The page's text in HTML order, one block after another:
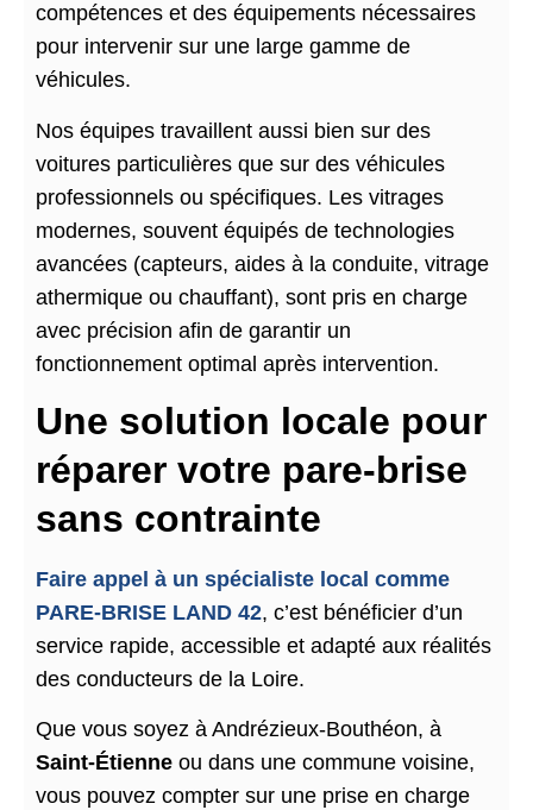
compétences et des équipements nécessaires
pour intervenir sur une large gamme de
véhicules.
Nos équipes travaillent aussi bien sur des
voitures particulières que sur des véhicules
professionnels ou spécifiques. Les vitrages
modernes, souvent équipés de technologies
avancées (capteurs, aides à la conduite, vitrage
athermique ou chauffant), sont pris en charge
avec précision afin de garantir un
fonctionnement optimal après intervention.
Une solution locale pour
réparer votre pare-brise
sans contrainte
Faire appel à un spécialiste local comme
PARE-BRISE LAND 42, c’est bénéficier d’un
service rapide, accessible et adapté aux réalités
des conducteurs de la Loire.
Que vous soyez à Andrézieux-Bouthéon, à
Saint-Étienne ou dans une commune voisine,
vous pouvez compter sur une prise en charge